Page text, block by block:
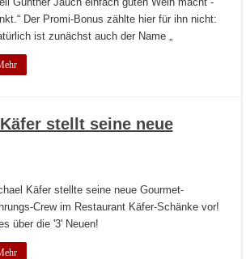
Der Promi-Bonus zählte hier für ihn nicht:
ist zunächst auch der Name „
stellt seine neue
Käfer stellte seine neue Gourmet-
Crew im Restaurant Käfer-Schänke vor!
über die '3' Neuen!